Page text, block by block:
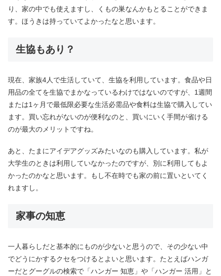
り、家の中でも使えますし、くもの巣なんかもとることができま
す。ほうきは持っていてよかったなと思います。
生協もあり？
現在、家族4人で生活していて、生協を利用しています。食品や日
用品の全てを生協でまかなっているわけではないのですが、1週間
または1ヶ月で最低限必要な生活必需品や食料は生協で購入してい
ます。買い忘れがないのが便利なのと、買いにいく手間が省ける
のが最大のメリットですね。
あと、たまにアイデアグッズみたいなのも購入しています。私が
大学生のときは利用していなかったのですが、別に利用してもよ
かったのかなと思います。もし不在時でも家の前に置いといてく
れますし。
家事の知恵
一人暮らしだと基本的にものが少ないと思うので、その少ない中
でどうにかするクセをつけるとよいと思います。たとえばハンガ
ーだとグーグルの検索で「ハンガー 知恵」や「ハンガー 活用」と